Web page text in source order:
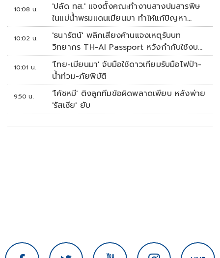
10:08 น.
'ปลัด ทส.' แจงตั้งคณะทำงานสางปมสารพิษ
ในแม่น้ำพรมแดนเมียนมา ทำให้แก้ปัญหา
รวดเร็ว
10:02 น.
'ธนารัตน์' พลิกเสียงค้านแจงเหตุรับบท
วิทยากร TH-AI Passport หวังกำกับใช้งบ
เหมาะสม ชูจุดเด่นคนไทยได้ใช้ AI ระดับโปร
ลดเหลื่อมล้ำทางเทคโนโลยี เซฟงบไป
กว่า900ล้าน เชื่อหากใช้เต็มที่เอกชนขาดทุน
ย่อยยับ
10:01 น.
'ไทย-เมียนมา' จับมือใช้ดาวเทียมรับมือไฟป่า-
น้ำท่วม-ภัยพิบัติ
9:50 น.
'โค้ชหมี' ติงลูกทีมข้อผิดพลาดเพียบ หลังพ่าย
'รัสเซีย' ยับ